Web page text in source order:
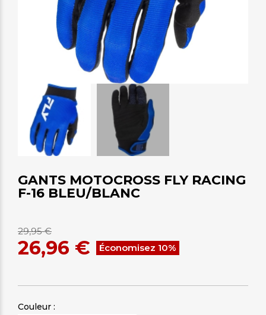
GANTS MOTOCROSS FLY RACING
F-16 BLEU/BLANC
29,95 €
26,96 € Économisez 10%
Couleur :